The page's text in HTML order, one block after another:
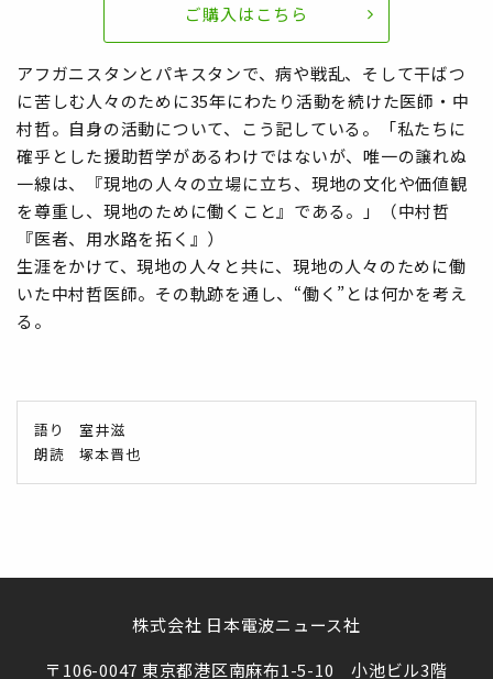
ご購入はこちら
アフガニスタンとパキスタンで、病や戦乱、そして干ばつ
に苦しむ人々のために35年にわたり活動を続けた医師・中
村哲。自身の活動について、こう記している。「私たちに
確乎とした援助哲学があるわけではないが、唯一の譲れぬ
一線は、『現地の人々の立場に立ち、現地の文化や価値観
を尊重し、現地のために働くこと』である。」（中村哲
『医者、用水路を拓く』）
生涯をかけて、現地の人々と共に、現地の人々のために働
いた中村哲医師。その軌跡を通し、“働く”とは何かを考え
る。
語り 室井滋
朗読 塚本晋也
株式会社 日本電波ニュース社
〒106-0047 東京都港区南麻布1-5-10 小池ビル3階